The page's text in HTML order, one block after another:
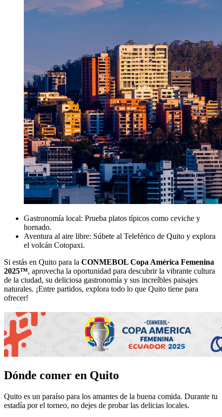
Gastronomía local: Prueba platos típicos como ceviche y
hornado.
Aventura al aire libre: Súbete al Teleférico de Quito y explora
el volcán Cotopaxi.
Si estás en Quito para la CONMEBOL Copa América Femenina
2025™, aprovecha la oportunidad para descubrir la vibrante cultura
de la ciudad, su deliciosa gastronomía y sus increíbles paisajes
naturales. ¡Entre partidos, explora todo lo que Quito tiene para
ofrecer!
Dónde comer en Quito
Quito es un paraíso para los amantes de la buena comida. Durante tu
estadía por el torneo, no dejes de probar las delicias locales.